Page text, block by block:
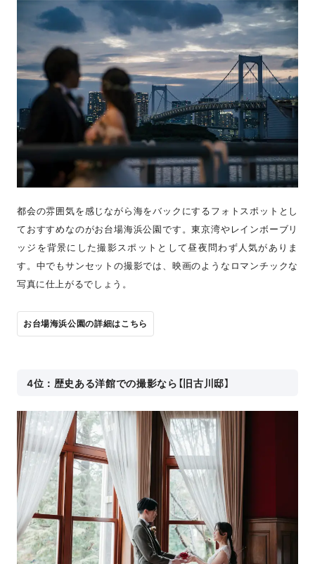
都会の雰囲気を感じながら海をバックにするフォトスポットとし
ておすすめなのがお台場海浜公園です。東京湾やレインボーブリ
ッジを背景にした撮影スポットとして昼夜問わず人気がありま
す。中でもサンセットの撮影では、映画のようなロマンチックな
写真に仕上がるでしょう。
お台場海浜公園の詳細はこちら
4位：歴史ある洋館での撮影なら【旧古川邸】